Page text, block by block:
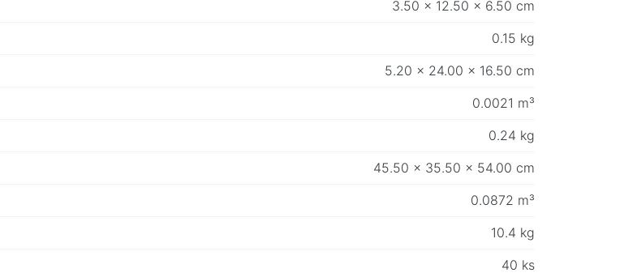
3.50 x 12.50 x 6.50 cm
0.15 kg
5.20 x 24.00 x 16.50 cm
0.0021 m³
0.24 kg
45.50 x 35.50 x 54.00 cm
0.0872 m³
10.4 kg
40 ks